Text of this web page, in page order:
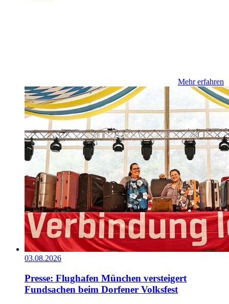
Mehr erfahren
03.08.2026
Presse: Flughafen München versteigert
Fundsachen beim Dorfener Volksfest